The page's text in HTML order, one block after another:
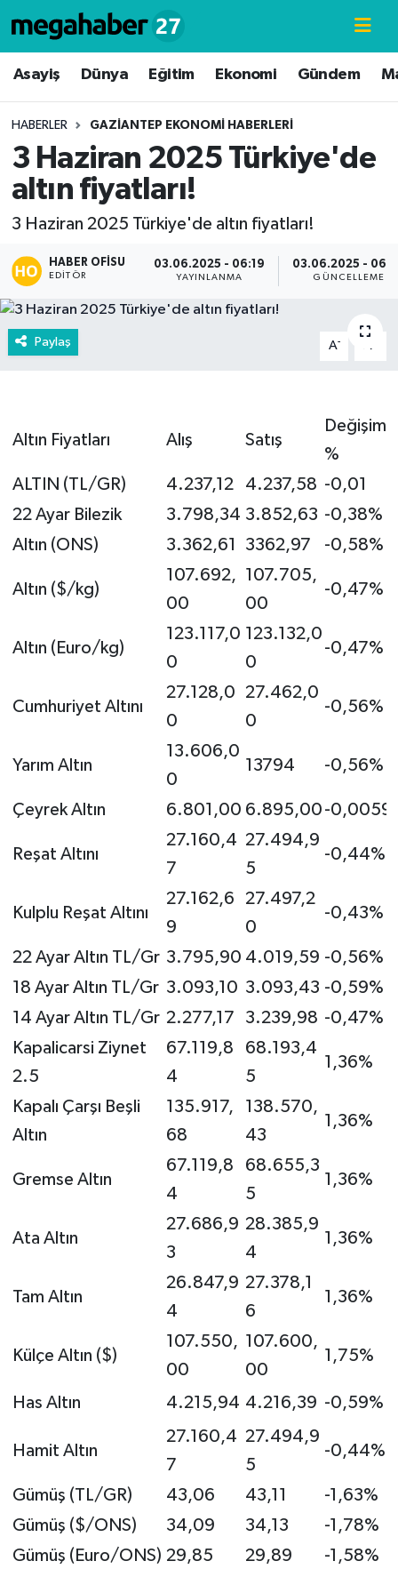
Asayiş Dünya Eğitim Ekonomi Gündem
HABERLER GAZIANTEP EKONOMI HABERLERI
3 Haziran 2025 Türkiye'de
altın fiyatları!
3 Haziran 2025 Türkiye'de altın fiyatları!
HABER OFISU
EDITÖR
03.06.2025 - 06:19
YAYINLANMA
03.06.2025 -
GÜNCELLEME
Paylaş A- A
Altın Fiyatları Alış Satış
Değişim
%
ALTIN (TL/GR)
4.237,12 4.237,58 -0,01
22 Ayar Bilezik
3.798,34 3.852,63 -0,38%
Altın (ONS)
3.362,61 3362,97 -0,58%
Altın ($/kg)
107.692,
00
107.705,
00
-0,47%
Altın (Euro/kg)
123.117,0
0
123.132,0
0
-0,47%
Cumhuriyet Altını
27.128,0
0
27.462,0
0
-0,56%
Yarım Altın
13.606,0
0
13794 -0,56%
Çeyrek Altın 6.801,00 6.895,00 -0,0059
Reşat Altını
27.160,4
7
27.494,9
5
-0,44%
Kulplu Reşat Altını
27.162,6
9
27.497,2
0
-0,43%
22 Ayar Altın TL/Gr 3.795,90 4.019,59 -0,56%
18 Ayar Altın TL/Gr 3.093,10 3.093,43 -0,59%
14 Ayar Altın TL/Gr 2.277,17 3.239,98 -0,47%
Kapalicarsi Ziynet
2.5
67.119,8
4
68.193,4
5
1,36%
Kapalı Çarşı Beşli
Altın
135.917,
68
138.570,
43
1,36%
Gremse Altın
67.119,8
4
68.655,3
5
1,36%
Ata Altın
27.686,9
3
28.385,9
4
1,36%
Tam Altın
26.847,9
4
27.378,1
6
1,36%
Külçe Altın ($)
107.550,
00
107.600,
00
1,75%
Has Altın 4.215,94 4.216,39 -0,59%
Hamit Altın
27.160,4
7
27.494,9
5
-0,44%
Gümüş (TL/GR) 43,06 43,11
-1,63%
Gümüş ($/ONS)
34,09 34,13
-1,78%
Gümüş (Euro/ONS) 29,85 29,89 -1,58%
Hava Durumu
Süper Lig Puan Durumu ve Fikstür
Tüm Manşetler